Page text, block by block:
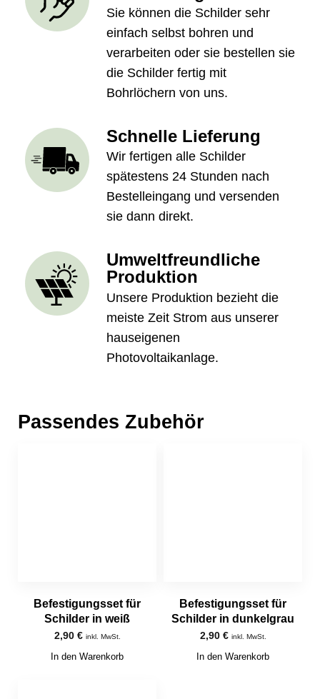
Sie können die Schilder sehr
einfach selbst bohren und
verarbeiten oder sie bestellen sie
die Schilder fertig mit
Bohrlöchern von uns.
Schnelle Lieferung
Wir fertigen alle Schilder
spätestens 24 Stunden nach
Bestelleingang und versenden
sie dann direkt.
Umweltfreundliche
Produktion
Unsere Produktion bezieht die
meiste Zeit Strom aus unserer
hauseigenen
Photovoltaikanlage.
Passendes Zubehör
Befestigungsset für
Schilder in weiß
2,90 € inkl. MwSt.
In den Warenkorb
Befestigungsset für
Schilder in dunkelgrau
2,90 € inkl. MwSt.
In den Warenkorb